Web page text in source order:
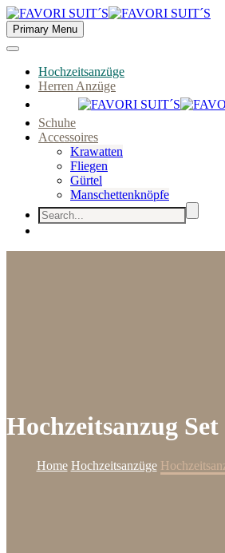
Primary Menu
Hochzeitsanzüge
Herren Anzüge
Schuhe
Accessoires
Krawatten
Fliegen
Gürtel
Manschettenknöpfe
Hochzeitsanzug
Home Hochzeitsanzüge